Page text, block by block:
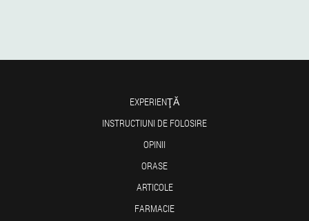
EXPERIENŢĂ
INSTRUCTIUNI DE FOLOSIRE
OPINII
ORASE
ARTICOLE
FARMACIE